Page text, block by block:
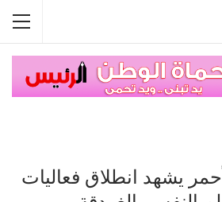
يشهد انطلاق فعاليات